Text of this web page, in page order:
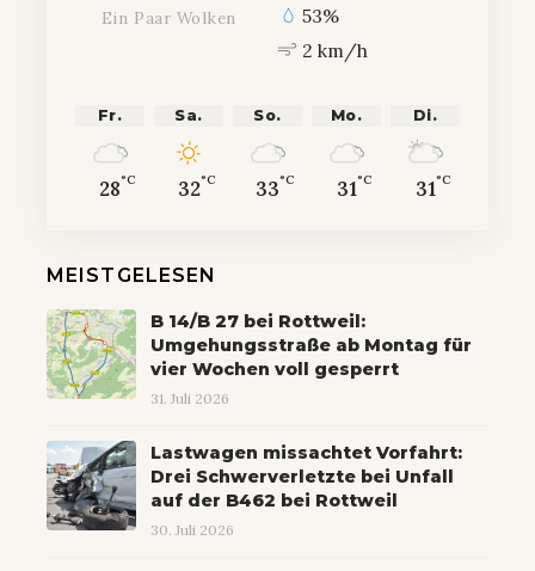
Ein Paar Wolken
53%
2 km/h
Fr.
28°C
Sa.
32°C
So.
33°C
Mo.
31°C
Di.
31°C
MEISTGELESEN
B 14/B 27 bei Rottweil:
Umgehungsstraße ab Montag für
vier Wochen voll gesperrt
31. Juli 2026
Lastwagen missachtet Vorfahrt:
Drei Schwerverletzte bei Unfall
auf der B462 bei Rottweil
30. Juli 2026